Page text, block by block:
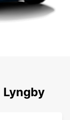
اكتشف محطاتنا الشهيرة حول Lyngby